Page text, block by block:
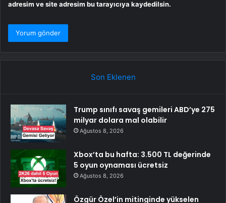
adresim ve site adresim bu tarayıcıya kaydedilsin.
Son Eklenen
Trump sınıfı savaş gemileri ABD’ye 275
milyar dolara mal olabilir
Ağustos 8, 2026
Xbox’ta bu hafta: 3.500 TL değerinde
5 oyun oynaması ücretsiz
Ağustos 8, 2026
Özgür Özel’in mitinginde yükselen